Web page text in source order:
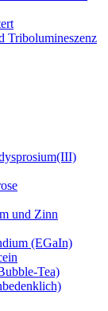
Tribolumineszenz
und Zinn
(EGaIn)
Tea)